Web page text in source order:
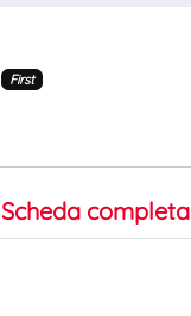
First
Scheda completa